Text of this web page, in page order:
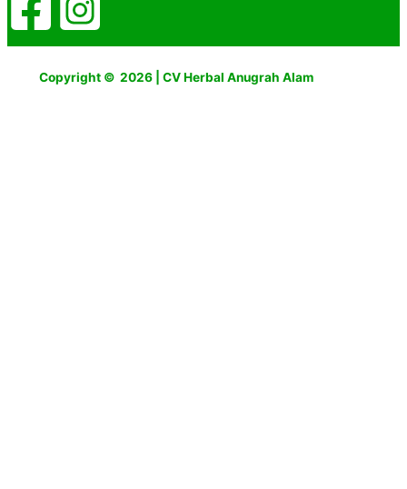
Copyright © 2026 | CV Herbal Anugrah Alam